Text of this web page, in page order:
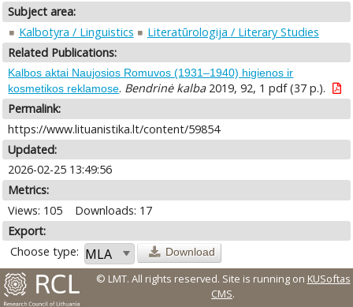
Subject area:
Kalbotyra / Linguistics
Literatūrologija / Literary Studies
Related Publications:
Kalbos aktai Naujosios Romuvos (1931–1940) higienos ir
kosmetikos reklamose. Bendrinė kalba2019, 92, 1 pdf (37 p.).
Permalink:
https://www.lituanistika.lt/content/59854
Updated:
2026-02-25 13:49:56
Metrics:
Views: 105
Downloads: 17
Export:
Choose type:
Download
© LMT. All rights reserved. Site is running on KUSoftas
CMS.